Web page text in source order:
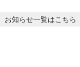
お知らせ一覧はこちら